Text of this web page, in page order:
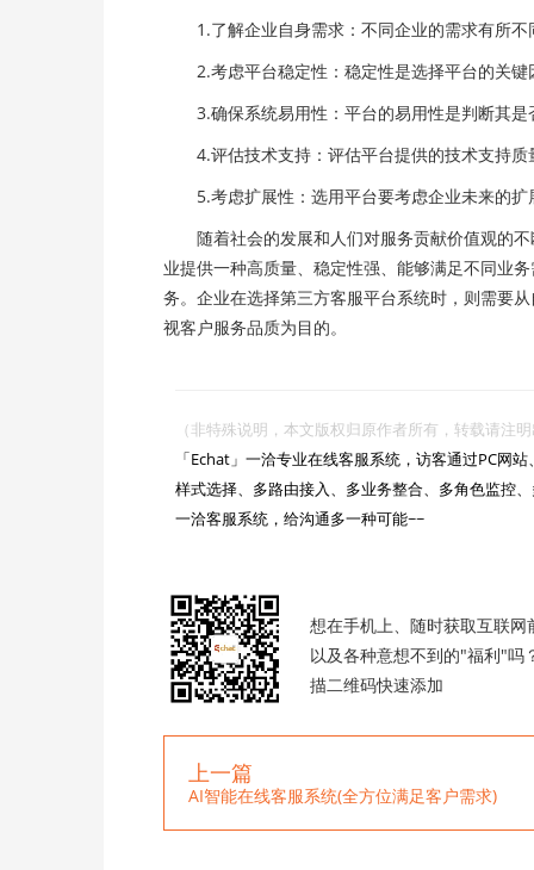
1.了解企业自身需求：不同企业的需求有所不
2.考虑平台稳定性：稳定性是选择平台的关键
3.确保系统易用性：平台的易用性是判断其是
4.评估技术支持：评估平台提供的技术支持质
5.考虑扩展性：选用平台要考虑企业未来的扩
随着社会的发展和人们对服务贡献价值观的不
业提供一种高质量、稳定性强、能够满足不同业
务。企业在选择第三方客服平台系统时，则需要
视客户服务品质为目的。
（非特殊说明，本文版权归原作者所有，转载请
「Echat」一洽专业在线客服系统，访客通过PC网
样式选择、多路由接入、多业务整合、多角色监控
一洽客服系统，给沟通多一种可能~~
想在手机上、随时获取互联网
以及各种意想不到的"福利"吗
描二维码快速添加
上一篇
AI智能在线客服系统(全方位满足客户需求)